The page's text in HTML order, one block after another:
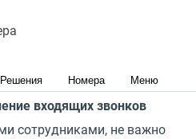
Решения Номера Меню
обзвон
времени на
входящих звонков
сотрудниками, не важно